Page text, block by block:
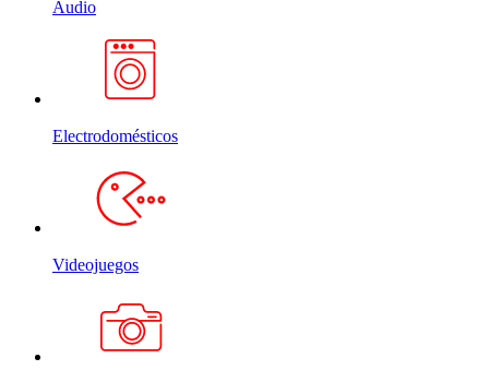
Audio
Electrodomésticos
Videojuegos